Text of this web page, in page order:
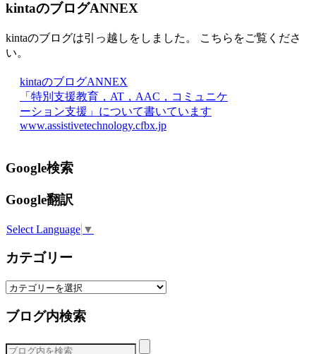
kintaのブログANNEX
kintaのブログは引っ越しをしました。 こちらをご覧くださ
い。
kintaのブログANNEX
「特別支援教育，AT，AAC，コミュニケ
ーション支援」について書いています
www.assistivetechnology.cfbx.jp
Google検索
Google翻訳
Select Language ▼
カテゴリー
カ
ゴ
ー
ブログ内検索